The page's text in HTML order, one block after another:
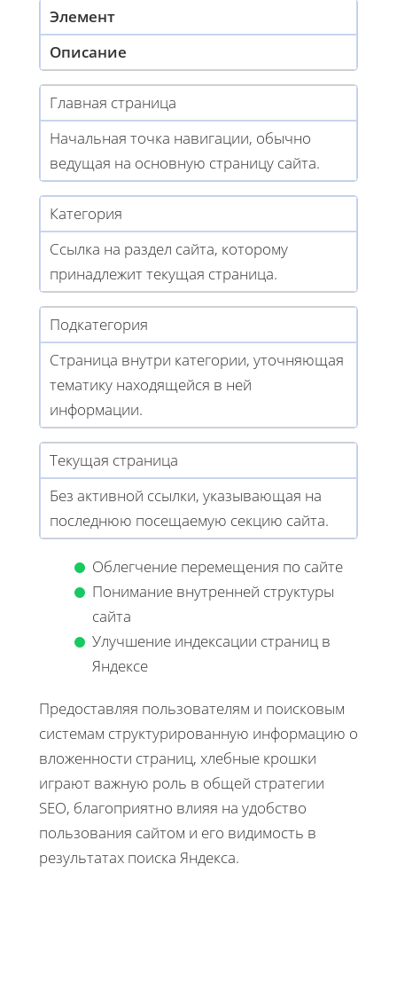
Элемент
Описание
Главная страница
Начальная точка навигации, обычно
ведущая на основную страницу сайта.
Категория
Ссылка на раздел сайта, которому
принадлежит текущая страница.
Подкатегория
Страница внутри категории, уточняющая
тематику находящейся в ней
информации.
Текущая страница
Без активной ссылки, указывающая на
последнюю посещаемую секцию сайта.
Облегчение перемещения по сайте
Понимание внутренней структуры
сайта
Улучшение индексации страниц в
Яндексе
Предоставляя пользователям и поисковым
системам структурированную информацию о
вложенности страниц, хлебные крошки
играют важную роль в общей стратегии
SEO, благоприятно влияя на удобство
пользования сайтом и его видимость в
результатах поиска Яндекса.